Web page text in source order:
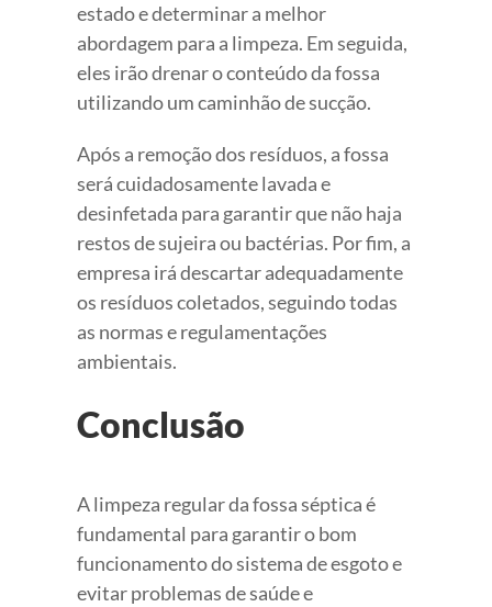
estado e determinar a melhor
abordagem para a limpeza. Em seguida,
eles irão drenar o conteúdo da fossa
utilizando um caminhão de sucção.
Após a remoção dos resíduos, a fossa
será cuidadosamente lavada e
desinfetada para garantir que não haja
restos de sujeira ou bactérias. Por fim, a
empresa irá descartar adequadamente
os resíduos coletados, seguindo todas
as normas e regulamentações
ambientais.
Conclusão
A limpeza regular da fossa séptica é
fundamental para garantir o bom
funcionamento do sistema de esgoto e
evitar problemas de saúde e